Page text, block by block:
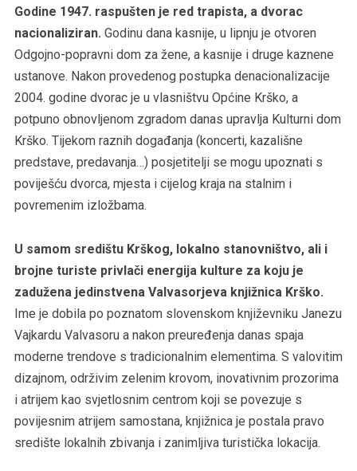
Godine 1947. raspušten je red trapista, a dvorac
nacionaliziran. Godinu dana kasnije, u lipnju je otvoren
Odgojno-popravni dom za žene, a kasnije i druge kaznene
ustanove. Nakon provedenog postupka denacionalizacije
2004. godine dvorac je u vlasništvu Općine Krško, a
potpuno obnovljenom zgradom danas upravlja Kulturni dom
Krško. Tijekom raznih događanja (koncerti, kazališne
predstave, predavanja…) posjetitelji se mogu upoznati s
poviješću dvorca, mjesta i cijelog kraja na stalnim i
povremenim izložbama.
U samom središtu Krškog, lokalno stanovništvo, ali i
brojne turiste privlači energija kulture za koju je
zadužena jedinstvena Valvasorjeva knjižnica Krško.
Ime je dobila po poznatom slovenskom književniku Janezu
Vajkardu Valvasoru a nakon preuređenja danas spaja
moderne trendove s tradicionalnim elementima. S valovitim
dizajnom, održivim zelenim krovom, inovativnim prozorima
i atrijem kao svjetlosnim centrom koji se povezuje s
povijesnim atrijem samostana, knjižnica je postala pravo
središte lokalnih zbivanja i zanimljiva turistička lokacija.